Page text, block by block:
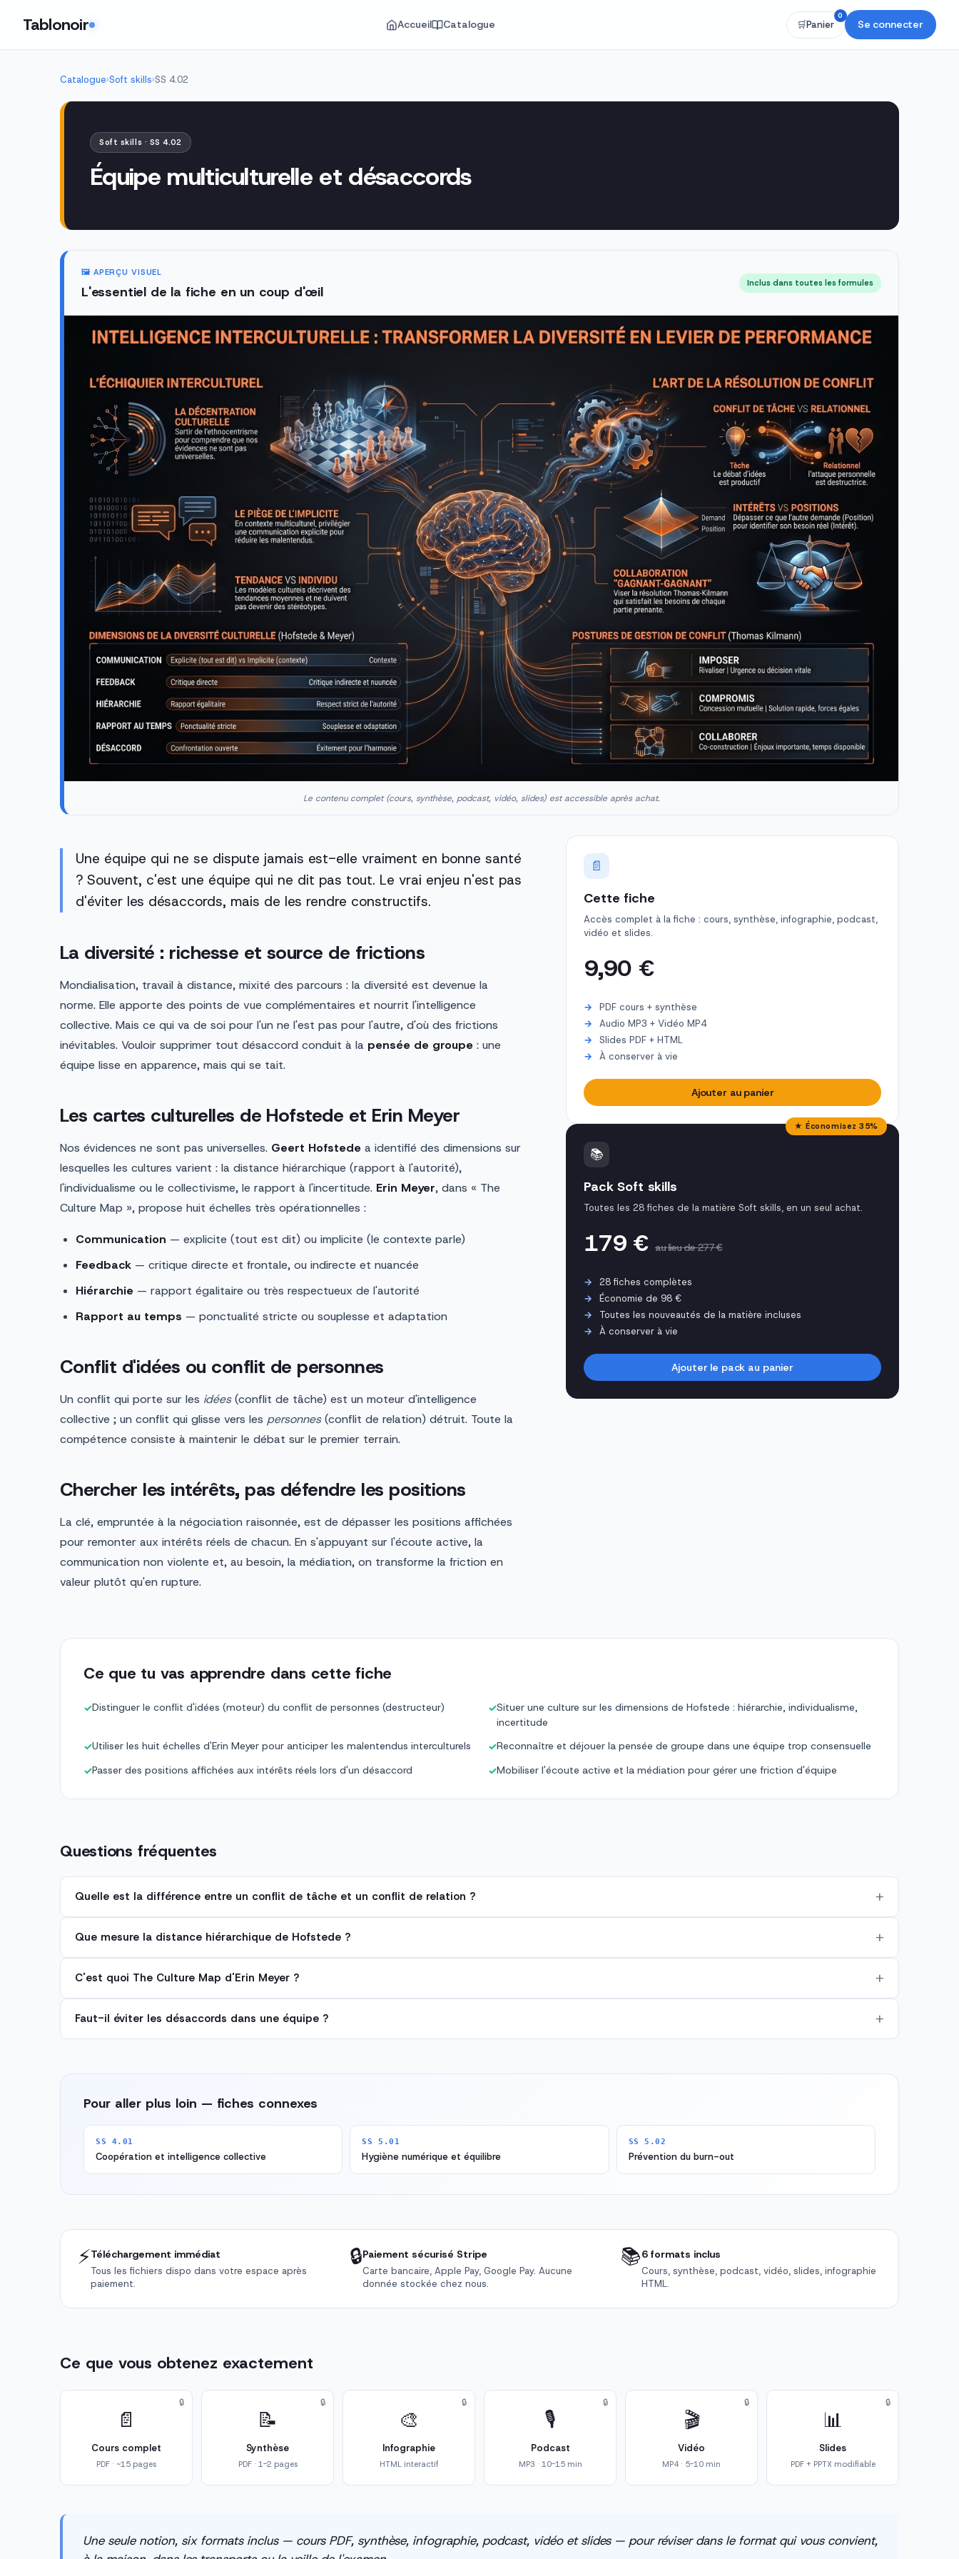
Tablonoir Accueil Catalogue 🛒Panier
0
Se connecter
Catalogue›Soft skills›SS 4.02
Soft skills · SS 4.02
Équipe multiculturelle et désaccords
🖼️ APERÇU VISUEL
L'essentiel de la fiche en un coup d'œil
Inclus dans toutes les formules
Le contenu complet (cours, synthèse, podcast, vidéo, slides) est accessible après achat.
Une équipe qui ne se dispute jamais est-elle vraiment en bonne santé
? Souvent, c'est une équipe qui ne dit pas tout. Le vrai enjeu n'est pas
d'éviter les désaccords, mais de les rendre constructifs.
La diversité : richesse et source de frictions
Mondialisation, travail à distance, mixité des parcours : la diversité est devenue la
norme. Elle apporte des points de vue complémentaires et nourrit l'intelligence
collective. Mais ce qui va de soi pour l'un ne l'est pas pour l'autre, d'où des frictions
inévitables. Vouloir supprimer tout désaccord conduit à la pensée de groupe : une
équipe lisse en apparence, mais qui se tait.
Les cartes culturelles de Hofstede et Erin Meyer
Nos évidences ne sont pas universelles. Geert Hofstede a identifié des dimensions sur
lesquelles les cultures varient : la distance hiérarchique (rapport à l'autorité),
l'individualisme ou le collectivisme, le rapport à l'incertitude. Erin Meyer, dans « The
Culture Map », propose huit échelles très opérationnelles :
Communication — explicite (tout est dit) ou implicite (le contexte parle)
Feedback — critique directe et frontale, ou indirecte et nuancée
Hiérarchie — rapport égalitaire ou très respectueux de l'autorité
Rapport au temps — ponctualité stricte ou souplesse et adaptation
Conflit d'idées ou conflit de personnes
Un conflit qui porte sur les idées(conflit de tâche) est un moteur d'intelligence
collective ; un conflit qui glisse vers les personnes(conflit de relation) détruit. Toute la
compétence consiste à maintenir le débat sur le premier terrain.
Chercher les intérêts, pas défendre les positions
La clé, empruntée à la négociation raisonnée, est de dépasser les positions affichées
pour remonter aux intérêts réels de chacun. En s'appuyant sur l'écoute active, la
communication non violente et, au besoin, la médiation, on transforme la friction en
valeur plutôt qu'en rupture.
📄
Cette fiche
Accès complet à la fiche : cours, synthèse, infographie, podcast,
vidéo et slides.
9,90 €
PDF cours + synthèse
Audio MP3 + Vidéo MP4
Slides PDF + HTML
À conserver à vie
Ajouter au panier
★ Économisez 35%
📚
Pack Soft skills
Toutes les 28 fiches de la matière Soft skills, en un seul achat.
179 €au lieu de 277 €
28 fiches complètes
Économie de 98 €
Toutes les nouveautés de la matière incluses
À conserver à vie
Ajouter le pack au panier
Ce que tu vas apprendre dans cette fiche
✓Distinguer le conflit d'idées (moteur) du conflit de personnes (destructeur) ✓Situer une culture sur les dimensions de Hofstede : hiérarchie, individualisme,
incertitude
✓Utiliser les huit échelles d'Erin Meyer pour anticiper les malentendus interculturels ✓Reconnaître et déjouer la pensée de groupe dans une équipe trop consensuelle
✓Passer des positions affichées aux intérêts réels lors d'un désaccord ✓Mobiliser l'écoute active et la médiation pour gérer une friction d'équipe
Questions fréquentes
Quelle est la différence entre un conflit de tâche et un conflit de relation ?
Que mesure la distance hiérarchique de Hofstede ?
C'est quoi The Culture Map d'Erin Meyer ?
Faut-il éviter les désaccords dans une équipe ?
Pour aller plus loin — fiches connexes
SS 4.01
Coopération et intelligence collective
SS 5.01
Hygiène numérique et équilibre
SS 5.02
Prévention du burn-out
⚡Téléchargement immédiat
Tous les fichiers dispo dans votre espace après
paiement.
🔒Paiement sécurisé Stripe
Carte bancaire, Apple Pay, Google Pay. Aucune
donnée stockée chez nous.
📚6 formats inclus
Cours, synthèse, podcast, vidéo, slides, infographie
HTML.
Ce que vous obtenez exactement
📄
Cours complet
PDF · ~15 pages
🔒
📝
Synthèse
PDF · 1-2 pages
🔒
🎨
Infographie
HTML interactif
🔒
🎙️
Podcast
MP3 · 10-15 min
🔒
🎬
Vidéo
MP4 · 5-10 min
🔒
📊
Slides
PDF + PPTX modifiable
🔒
Une seule notion, six formats inclus — cours PDF, synthèse, infographie, podcast, vidéo et slides — pour réviser dans le format qui vous convient,